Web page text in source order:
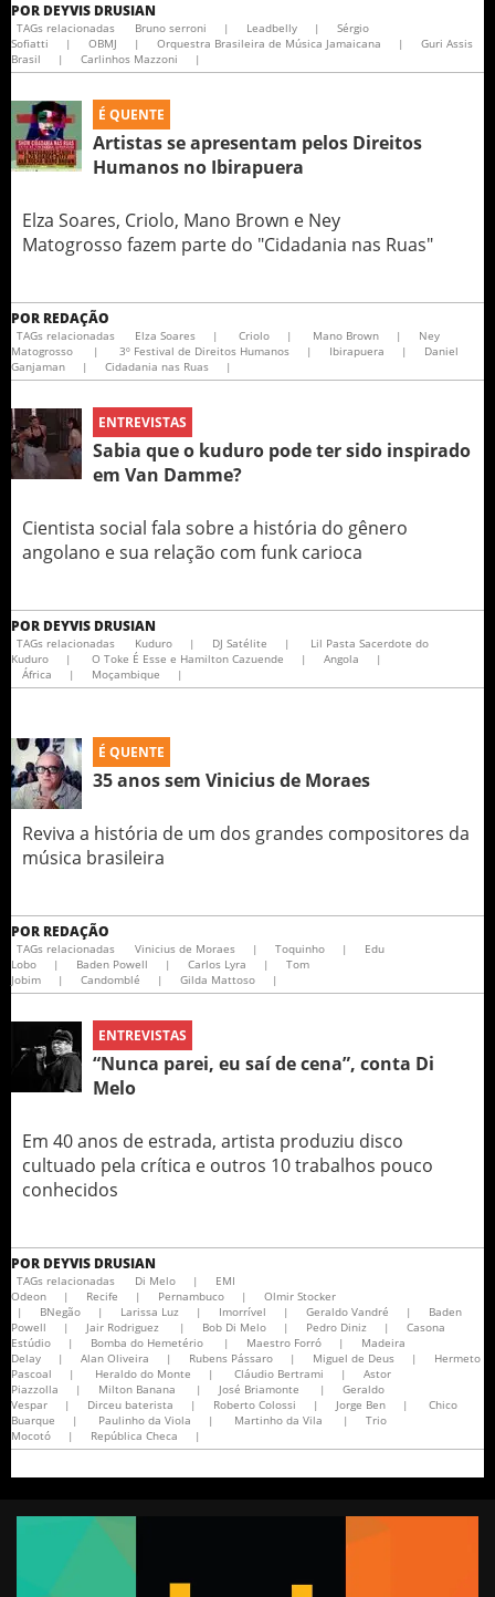
POR DEYVIS DRUSIAN
TAGs relacionadas Bruno serroni | Leadbelly |
Sérgio
Sofiatti
| OBMJ | Orquestra Brasileira de Música Jamaicana |
Guri Assis
Brasil
| Carlinhos Mazzoni |
É QUENTE
Artistas se apresentam pelos Direitos
Humanos no Ibirapuera
Elza Soares, Criolo, Mano Brown e Ney
Matogrosso fazem parte do "Cidadania nas Ruas"
POR REDAÇÃO
TAGs relacionadas Elza Soares | Criolo | Mano Brown |
Ney
Matogrosso
| 3º Festival de Direitos Humanos | Ibirapuera |
Daniel
Ganjaman
| Cidadania nas Ruas |
ENTREVISTAS
Sabia que o kuduro pode ter sido inspirado
em Van Damme?
Cientista social fala sobre a história do gênero
angolano e sua relação com funk carioca
POR DEYVIS DRUSIAN
TAGs relacionadas Kuduro | DJ Satélite |
Lil Pasta Sacerdote do
Kuduro
| O Toke É Esse e Hamilton Cazuende | Angola
|
África
| Moçambique |
É QUENTE
35 anos sem Vinicius de Moraes
Reviva a história de um dos grandes compositores da
música brasileira
POR REDAÇÃO
TAGs relacionadas Vinicius de Moraes | Toquinho |
Edu
Lobo
| Baden Powell | Carlos Lyra |
Tom
Jobim
| Candomblé | Gilda Mattoso |
ENTREVISTAS
“Nunca parei, eu saí de cena”, conta Di
Melo
Em 40 anos de estrada, artista produziu disco
cultuado pela crítica e outros 10 trabalhos pouco
conhecidos
POR DEYVIS DRUSIAN
TAGs relacionadas Di Melo |
EMI
Odeon
| Recife | Pernambuco |
Olmir Stocker
|
BNegão | Larissa Luz | Imorrível | Geraldo Vandré |
Baden
Powell
| Jair Rodriguez | Bob Di Melo | Pedro Diniz |
Casona
Estúdio
| Bomba do Hemetério | Maestro Forró |
Madeira
Delay
| Alan Oliveira | Rubens Pássaro | Miguel de Deus |
Hermeto
Pascoal
| Heraldo do Monte | Cláudio Bertrami |
Astor
Piazzolla
| Milton Banana | José Briamonte |
Geraldo
Vespar
| Dirceu baterista | Roberto Colossi | Jorge Ben |
Chico
Buarque
| Paulinho da Viola | Martinho da Vila |
Trio
Mocotó
| República Checa |